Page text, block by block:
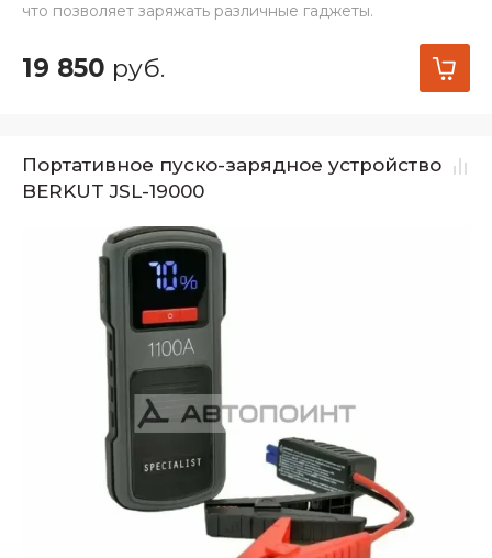
что позволяет заряжать различные гаджеты.
19 850 руб.
Портативное пуско-зарядное устройство
BERKUT JSL-19000